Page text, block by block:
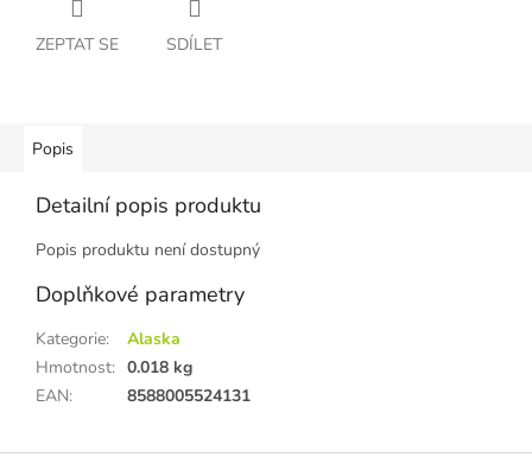
ZEPTAT SE SDÍLET
Popis
Detailní popis produktu
Popis produktu není dostupný
Doplňkové parametry
Kategorie:
Alaska
Hmotnost: 0.018 kg
EAN: 8588005524131